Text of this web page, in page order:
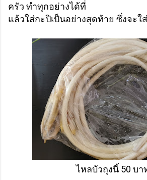
ครัว ทำทุกอย่างได้ที่
แล้วใส่กะปิเป็นอย่างสุดท้าย ซึ่งจะใ
ไหลบัวถุงนี้ 50 บา